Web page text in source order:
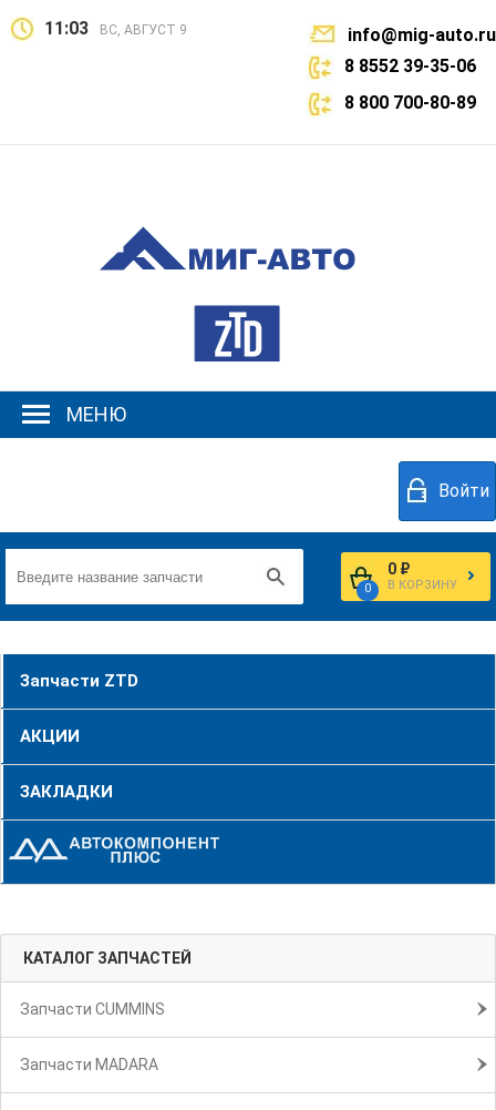
11:03 ВС, АВГУСТ 9
info@mig-auto.ru
8 8552 39-35-06
8 800 700-80-89
МЕНЮ
Войти
0
0 ₽
В КОРЗИНУ
Запчасти ZTD
АКЦИИ
ЗАКЛАДКИ
КАТАЛОГ ЗАПЧАСТЕЙ
Запчасти CUMMINS
Запчасти MADARA